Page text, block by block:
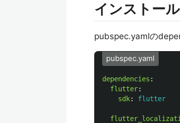
インストール
pubspec.yamlの
pubspec.yaml
dependencies :
flutter:
sdk: flutter